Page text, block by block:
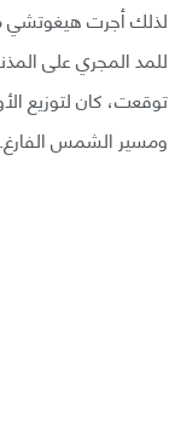
لذلك أجرت هيغوتشي
للمد المجري على
توقعت، كان لتوزيع
ومسير الشمس الفارغ.